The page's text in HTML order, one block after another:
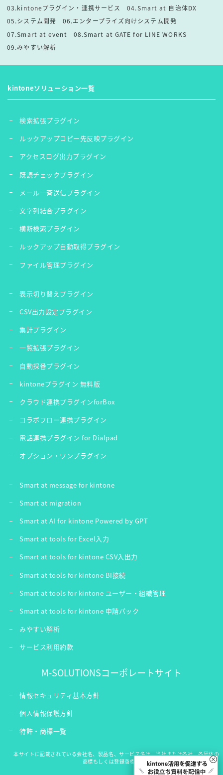
03.kintoneプラグイン・連携サービス
04.Smart at 自治体DX
05.システム開発
06.エンタープライズ向けシステム開発
07.Smart at event
08.Smart at GATE for LINE WORKS
09.みやすい解析
kintoneソリューション一覧
検索拡張プラグイン
ルックアップコピー先反映プラグイン
アクセスログ出力プラグイン
既読チェックプラグイン
メール一斉送信プラグイン
文字列結合プラグイン
横断検索プラグイン
ルックアップ自動取得プラグイン
ファイル管理プラグイン
表示切り替えプラグイン
CSV出力設定プラグイン
集計プラグイン
一覧拡張プラグイン
自動採番プラグイン
kintoneプラグイン 無料版
クラウド連携プラグインforBox
コラボフロー連携プラグイン
電話連携プラグイン for Dialpad
オプション・ワンプラグイン
Smart at message for kintone
Smart at migration
Smart at AI for kintone Powered by GPT
Smart at tools for Excel入力
Smart at tools for kintone CSV入出力
Smart at tools for kintone BI接続
Smart at tools for kintone ユーザー・組織管理
Smart at tools for kintone 申請パック
みやすい解析
サービス利用約款
M-SOLUTIONSコーポレートサイト
情報セキュリティ基本方針
個人情報保護方針
特許・商標一覧
本サイトに記載されている会社名、製品名、サービス名は、当社または各社、各団体の
商標もしくは登録商標です。
×